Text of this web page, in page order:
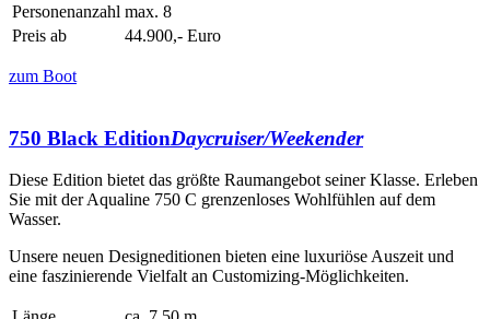
Personenanzahl max. 8
Preis ab
44.900,- Euro
zum Boot
750 Black EditionDaycruiser/Weekender
Diese Edition bietet das größte Raumangebot seiner Klasse. Erleben
Sie mit der Aqualine 750 C grenzenloses Wohlfühlen auf dem
Wasser.
Unsere neuen Designeditionen bieten eine luxuriöse Auszeit und
eine faszinierende Vielfalt an Customizing-Möglichkeiten.